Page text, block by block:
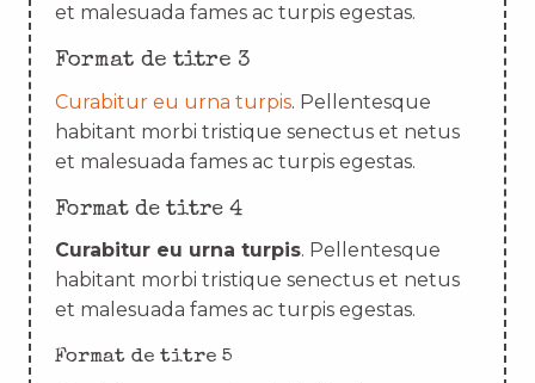
et malesuada fames ac turpis egestas.
Format de titre 3
Curabitur eu urna turpis. Pellentesque
habitant morbi tristique senectus et netus
et malesuada fames ac turpis egestas.
Format de titre 4
Curabitur eu urna turpis. Pellentesque
habitant morbi tristique senectus et netus
et malesuada fames ac turpis egestas.
Format de titre 5